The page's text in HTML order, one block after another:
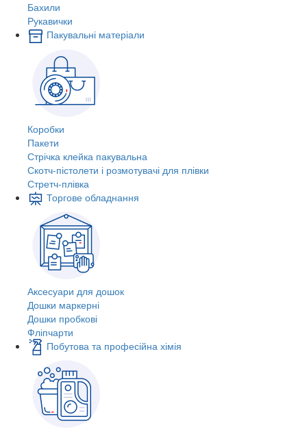
Бахили
Рукавички
Пакувальні матеріали
Коробки
Пакети
Стрічка клейка пакувальна
Скотч-пістолети і розмотувачі для плівки
Стретч-плівка
Торгове обладнання
Аксесуари для дошок
Дошки маркерні
Дошки пробкові
Фліпчарти
Побутова та професійна хімія